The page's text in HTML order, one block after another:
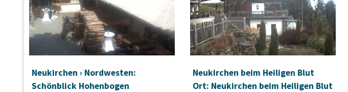
Neukirchen › Nordwesten:
Schönblick Hohenbogen
Neukirchen beim Heiligen Blut
Ort: Neukirchen beim Heiligen Blut